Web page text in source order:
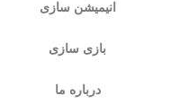
انیمیشن سازی
بازی سازی
درباره ما